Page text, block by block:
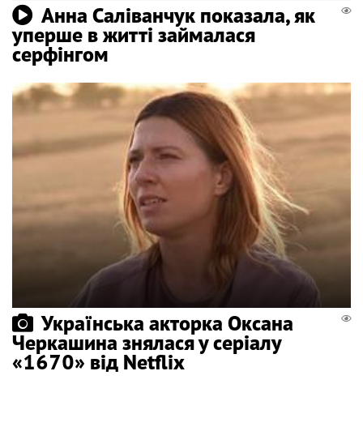
Анна Саліванчук показала, як
уперше в житті займалася
серфінгом
Українська акторка Оксана
Черкашина знялася у серіалу
«1670» від Netflix